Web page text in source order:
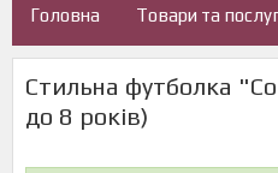
Головна Товари та
Стильна футболка
до 8 років)